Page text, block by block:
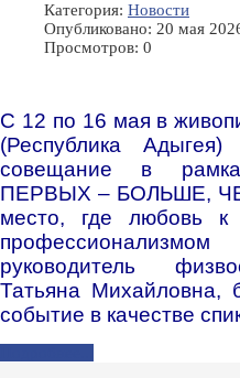
Категория: Новости
Опубликовано: 20 мая
Просмотров: 0
С 12 по 16 мая в
(Республика
совещание в
ПЕРВЫХ – БОЛЬШЕ,
место, где любовь к
руководитель
Татьяна Михайловна,
событие в качестве